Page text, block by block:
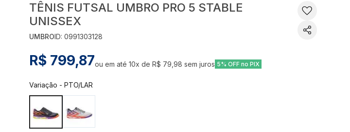
TÊNIS FUTSAL UMBRO PRO 5 STABLE
UNISSEX
UMBROID:0991303128
R$ 799,87ou em até10x deR$ 79,98 sem juros 5% OFF no PIX
Variação -PTO/LAR